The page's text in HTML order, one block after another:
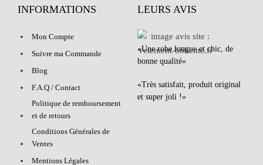
INFORMATIONS
Mon Compte
Suivre ma Commande
Blog
F.A.Q / Contact
Politique de remboursement
et de retours
Conditions Générales de
Ventes
Mentions Légales
LEURS AVIS
«Une robe longue et chic, de
bonne qualité»
«Très satisfait, produit original
et super joli !»